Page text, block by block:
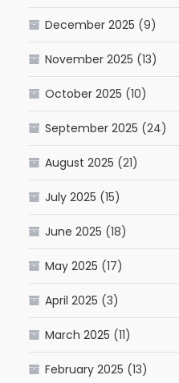
December 2025 (9)
November 2025 (13)
October 2025 (10)
September 2025 (24)
August 2025 (21)
July 2025 (15)
June 2025 (18)
May 2025 (17)
April 2025 (3)
March 2025 (11)
February 2025 (13)